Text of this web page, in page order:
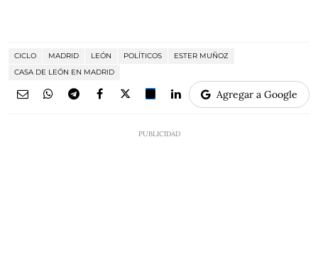
CICLO MADRID LEÓN POLÍTICOS
ESTER MUÑOZ
CASA DE LEÓN EN MADRID
Agregar a Google